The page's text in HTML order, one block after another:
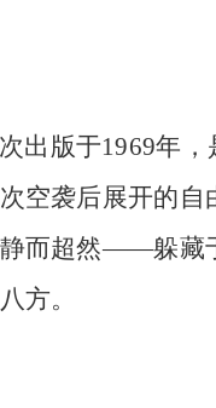
出版于1969年
空袭后展开的
而超然——躲藏
方。